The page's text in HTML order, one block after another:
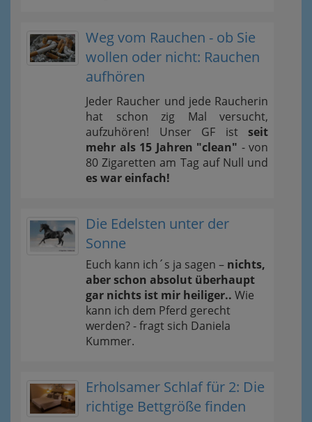
Weg vom Rauchen - ob Sie
wollen oder nicht: Rauchen
aufhören
Jeder Raucher und jede Raucherin
hat schon zig Mal versucht,
aufzuhören! Unser GF ist seit
mehr als 15 Jahren "clean" - von
80 Zigaretten am Tag auf Null und
es war einfach!
Die Edelsten unter der
Sonne
Euch kann ich´s ja sagen – nichts,
aber schon absolut überhaupt
gar nichts ist mir heiliger.. Wie
kann ich dem Pferd gerecht
werden? - fragt sich Daniela
Kummer.
Erholsamer Schlaf für 2: Die
richtige Bettgröße finden